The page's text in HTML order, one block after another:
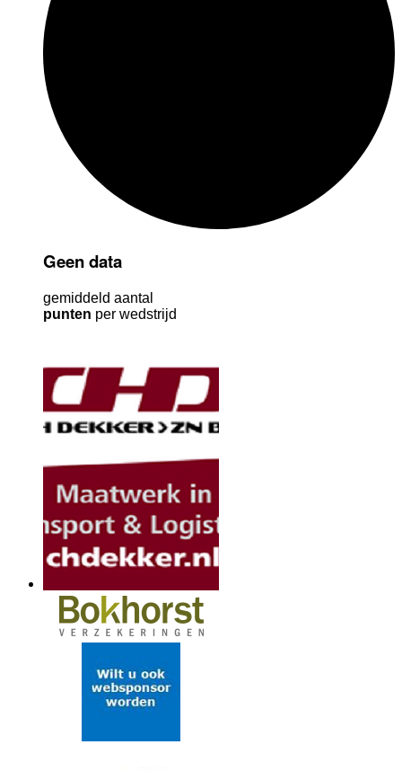
Geen data
gemiddeld aantal
punten per wedstrijd